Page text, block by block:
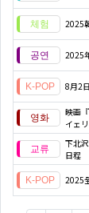
2025
2025
8月2
映画
イェ
下北
日程
2025